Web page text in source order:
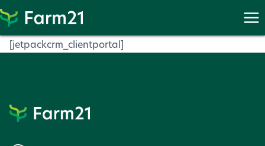
Proc
Procéder
[jetpackcrm_clientportal]